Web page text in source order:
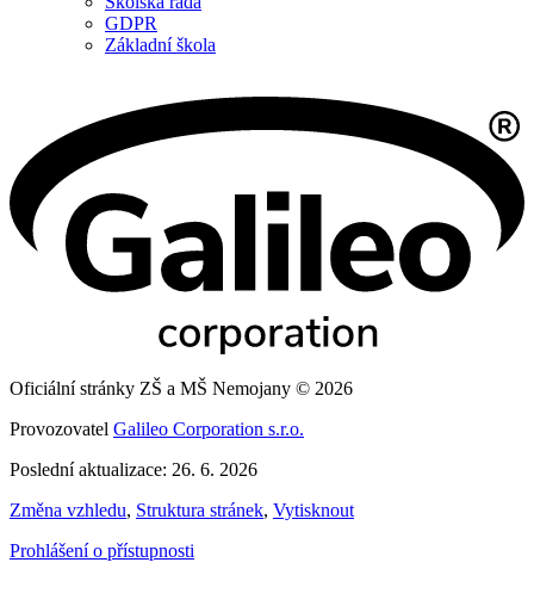
GDPR
Základní škola
Oficiální stránky ZŠ a MŠ Nemojany © 2026
Provozovatel Galileo Corporation s.r.o.
Poslední aktualizace: 26. 6. 2026
Změna vzhledu, Struktura stránek, Vytisknout
Prohlášení o přístupnosti